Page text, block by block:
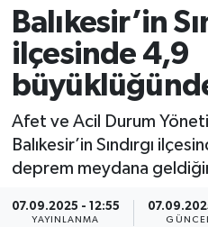
Balıkesir’in
ilçesinde 4,9
Afet ve Acil Durum
Balıkesir’in Sındırgı
deprem meydana
07.09.2025 - 12:55
YAYINLANMA
Magazin
Siyaset
Spor
Yaşam
Son Dakika Haberleri
Haber Arşivi